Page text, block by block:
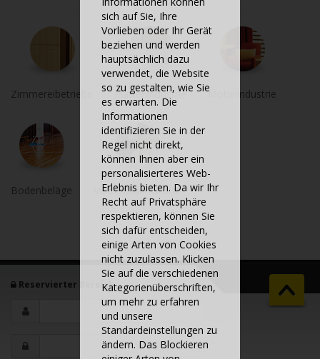
Zimmereibetriebe Plattenindustrie Möbelindustrie
Bodenbeläge Verbundwerkstoffe
Reservierter Bereich
sich auf Sie, Ihre
Vorlieben oder Ihr Gerät
beziehen und werden
hauptsächlich dazu
verwendet, die Website
so zu gestalten, wie Sie
es erwarten. Die
Informationen
identifizieren Sie in der
Regel nicht direkt,
können Ihnen aber ein
personalisierteres Web-
Erlebnis bieten. Da wir Ihr
Recht auf Privatsphäre
respektieren, können Sie
sich dafür entscheiden,
einige Arten von Cookies
nicht zuzulassen. Klicken
Sie auf die verschiedenen
Kategorienüberschriften,
um mehr zu erfahren
und unsere
Standardeinstellungen zu
ändern. Das Blockieren